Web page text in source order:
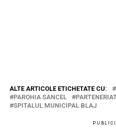
ALTE ARTICOLE ETICHETATE CU:
PAROHIA SANCEL
SPITALUL MUNICIPAL BLAJ